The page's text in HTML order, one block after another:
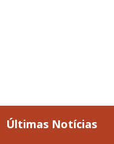
Últimas Notícias